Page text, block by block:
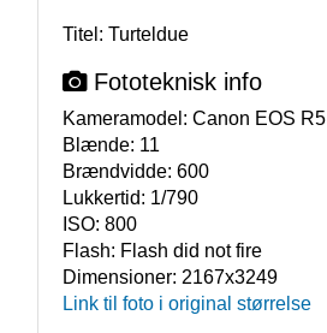
Titel: Turteldue
Fototeknisk info
Kameramodel: Canon EOS R5
Blænde: 11
Brændvidde: 600
Lukkertid: 1/790
ISO: 800
Flash: Flash did not fire
Dimensioner: 2167x3249
Link til foto i original størrelse